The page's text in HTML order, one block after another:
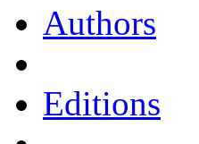
Authors
Editions